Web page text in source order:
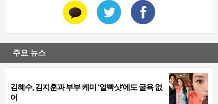
주요 뉴스
김혜수, 김지훈과 부부 케미 ‘얼빡샷’에도 굴욕 없
어